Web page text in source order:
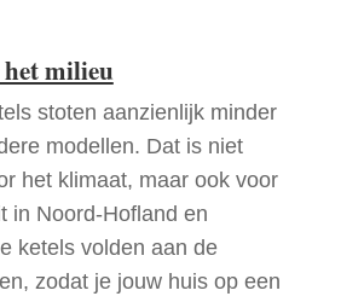
milieu
stoten aanzienlijk minder
modellen. Dat is niet
het klimaat, maar ook voor
in Noord-Hofland en
ketels volden aan de
zodat je jouw huis op een